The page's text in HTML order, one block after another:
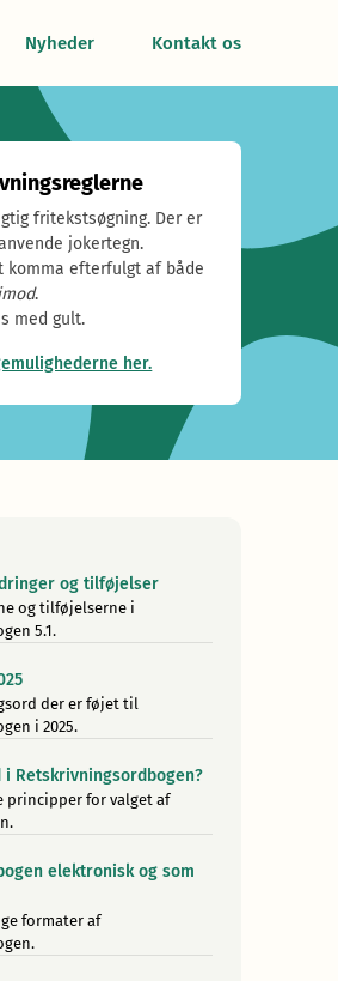
Nyheder Kontakt os
fritekstsøgning. Der er
jokertegn.
komma efterfulgt af både
.
med gult.
her.
og tilføjelser
og tilføjelserne i
5.1.
der er føjet til
i 2025.
i Retskrivningsordbogen?
principper for valget af
elektronisk og som
formater af